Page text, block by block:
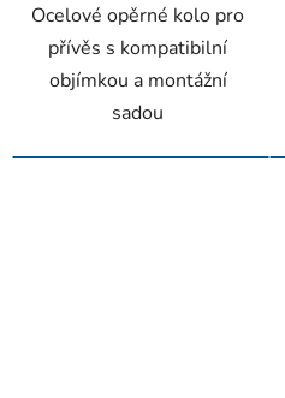
Ocelové opěrné kolo pro
přívěs s kompatibilní
objímkou ​​a montážní
sadou